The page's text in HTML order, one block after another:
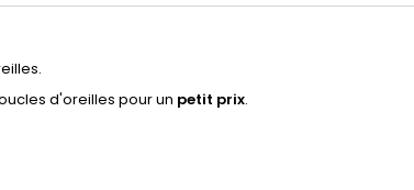
d'oreilles pour un petit prix.